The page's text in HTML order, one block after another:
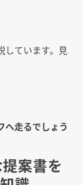
しています。見
へ走るでしょう
提案書を